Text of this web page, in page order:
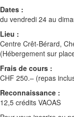
Dates :
du vendredi 24 au
Lieu :
Centre Crêt-Bérard,
(Hébergement sur
Frais de cours :
CHF 250.– (repas
Reconnaissance :
12,5 crédits VAOAS